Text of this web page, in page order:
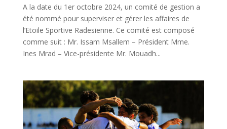
A la date du 1er octobre 2024, un comité de gestion a
été nommé pour superviser et gérer les affaires de
l’Etoile Sportive Radesienne. Ce comité est composé
comme suit : Mr. Issam Msallem – Président Mme.
Ines Mrad – Vice-présidente Mr. Mouadh...